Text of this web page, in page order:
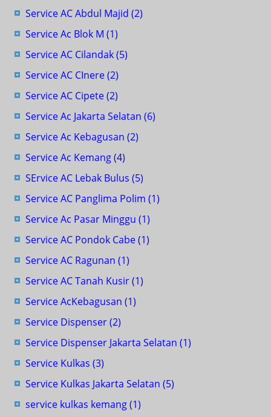
Service AC Abdul Majid (2)
Service Ac Blok M (1)
Service AC Cilandak(5)
Service AC CInere(2)
Service AC Cipete(2)
Service Ac Jakarta Selatan (6)
Service Ac Kebagusan (2)
Service Ac Kemang(4)
SErvice AC Lebak Bulus (5)
Service AC Panglima Polim (1)
Service Ac Pasar Minggu (1)
Service AC Pondok Cabe(1)
Service AC Ragunan (1)
Service AC Tanah Kusir(1)
Service AcKebagusan (1)
Service Dispenser(2)
Service Dispenser Jakarta Selatan (1)
Service Kulkas (3)
Service Kulkas Jakarta Selatan (5)
service kulkas kemang(1)